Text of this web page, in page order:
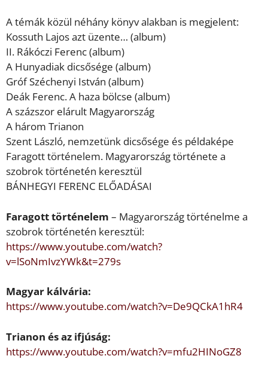
A témák közül néhány könyv alakban is megjelent:
Kossuth Lajos azt üzente… (album)
II. Rákóczi Ferenc(album)
A Hunyadiak dicsősége (album)
Gróf Széchenyi István (album)
Deák Ferenc. A haza bölcse (album)
A százszor elárult Magyarország
A három Trianon
Szent László, nemzetünk dicsősége és példaképe
Faragott történelem. Magyarország története a
szobrok történetén keresztül
BÁNHEGYI FERENC ELŐADÁSAI
Faragott történelem – Magyarországtörténelme a
szobrok történetén keresztül:
https://www.youtube.com/watch?
v=lSoNmIvzYWk&t=279s
Magyar kálvária:
https://www.youtube.com/watch?v=De9QCkA1hR4
Trianon és az ifjúság:
https://www.youtube.com/watch?v=mfu2HINoGZ8